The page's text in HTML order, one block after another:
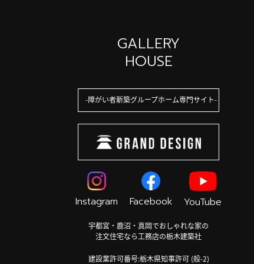
GALLERY
HOUSE
障がい者新築グループホーム専門サイト
Instagram Facebook YouTube
宇都宮・鹿沼・真岡でおしゃれな家の
注文住宅なら工務店の栃木建築社
建設業許可番号:栃木県知事許可 (般-2)